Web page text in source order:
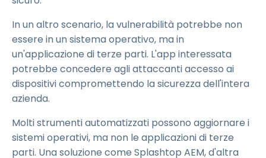
In un altro scenario, la vulnerabilità potrebbe non
essere in un sistema operativo, ma in
un'applicazione di terze parti. L'app interessata
potrebbe concedere agli attaccanti accesso ai
dispositivi compromettendo la sicurezza dell'intera
azienda.
Molti strumenti automatizzati possono aggiornare i
sistemi operativi, ma non le applicazioni di terze
parti. Una soluzione come Splashtop AEM, d'altra